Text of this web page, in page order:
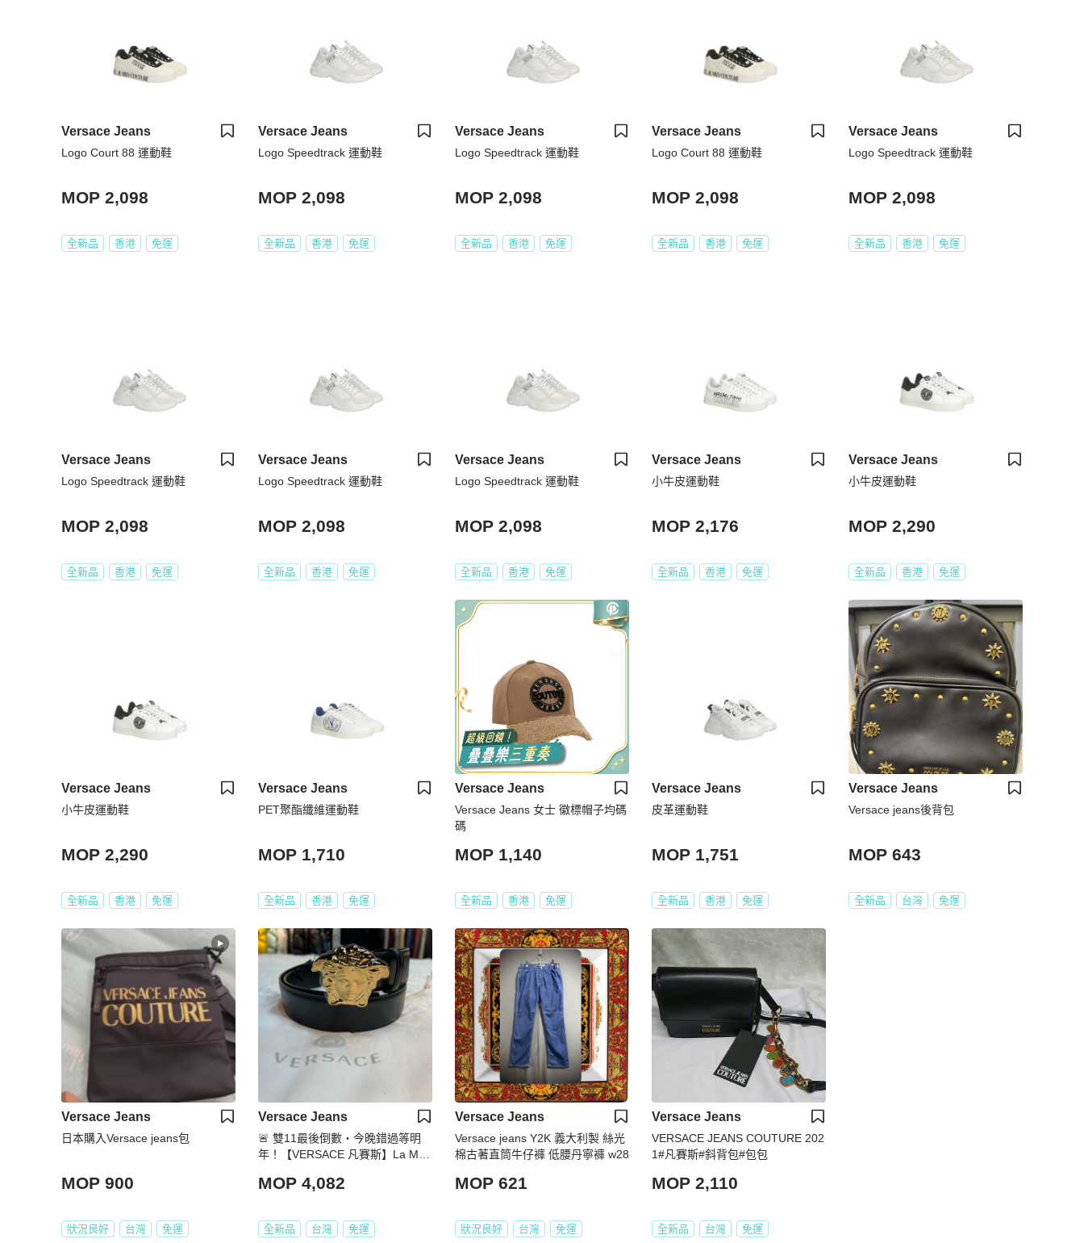
Versace Jeans
Logo Court 88 運動鞋
MOP 2,098
全新品 香港 免運
Versace Jeans
Logo Speedtrack 運動鞋
MOP 2,098
全新品 香港 免運
Versace Jeans
Logo Speedtrack 運動鞋
MOP 2,098
全新品 香港 免運
Versace Jeans
Logo Court 88 運動鞋
MOP 2,098
全新品 香港 免運
Versace Jeans
Logo Speedtrack 運動鞋
MOP 2,098
全新品 香港 免運
Versace Jeans
Logo Speedtrack 運動鞋
MOP 2,098
全新品 香港 免運
Versace Jeans
Logo Speedtrack 運動鞋
MOP 2,098
全新品 香港 免運
Versace Jeans
Logo Speedtrack 運動鞋
MOP 2,098
全新品 香港 免運
Versace Jeans
小牛皮運動鞋
MOP 2,176
全新品 香港 免運
Versace Jeans
小牛皮運動鞋
MOP 2,290
全新品 香港 免運
Versace Jeans
小牛皮運動鞋
MOP 2,290
全新品 香港 免運
Versace Jeans
PET聚酯纖維運動鞋
MOP 1,710
全新品 香港 免運
Versace Jeans
Versace Jeans 女士 徽標帽子均碼
碼
MOP 1,140
全新品 香港 免運
Versace Jeans
皮革運動鞋
MOP 1,751
全新品 香港 免運
Versace Jeans
Versace jeans後背包
MOP 643
全新品 台灣 免運
Versace Jeans
日本購入Versace jeans包
MOP 900
狀況良好 台灣 免運
Versace Jeans
🚨 雙11最後倒數・今晚錯過等明
年！【VERSACE 凡賽斯】La Med
訊)
MOP 4,082
全新品 台灣 免運
Versace Jeans
Versace jeans Y2K 義大利製 絲光
棉古著直筒牛仔褲 低腰丹寧褲 w28
MOP 621
狀況良好 台灣 免運
Versace Jeans
VERSACE JEANS COUTURE 202
1#凡賽斯#斜背包#包包
MOP 2,110
全新品 台灣 免運